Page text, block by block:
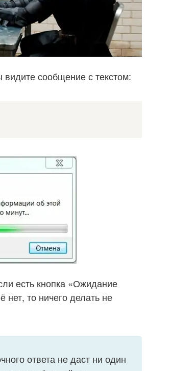
сообщение с текстом:
есть кнопка «Ожидание
то ничего делать не
ответа не даст ни один